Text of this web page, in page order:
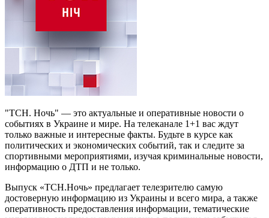
"ТСН. Ночь" — это актуальные и оперативные новости о
событиях в Украине и мире. На телеканале 1+1 вас ждут
только важные и интересные факты. Будьте в курсе как
политических и экономических событий, так и следите за
спортивными мероприятиями, изучая криминальные новости,
информацию о ДТП и не только.
Выпуск «ТСН.Ночь» предлагает телезрителю самую
достоверную информацию из Украины и всего мира, а также
оперативность предоставления информации, тематические